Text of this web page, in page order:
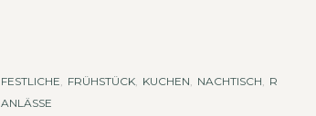
FESTLICHE
ANLÄSSE
, FRÜHSTÜCK, KUCHEN, NACHTISCH,